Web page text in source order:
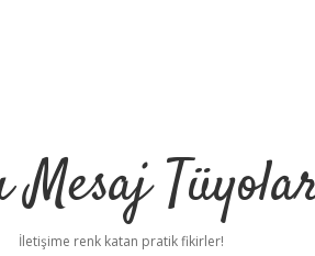
Mesaj
İletişime renk katan pratik fikirler!